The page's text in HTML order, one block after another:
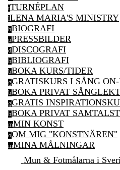
tTURNÉPLAN
lLENA MARIA'S MINISTRY
bBIOGRAFI
pPRESSBILDER
dDISCOGRAFI
bBIBLIOGRAFI
bBOKA KURS/TIDER
gGRATISKURS I SÅNG
bBOKA PRIVAT
gGRATIS
bBOKA PRIVAT
mMIN KONST
oOM MIG "KONSTNÄREN"
mMINA MÅLNINGAR
Mun & Fotmålarna i